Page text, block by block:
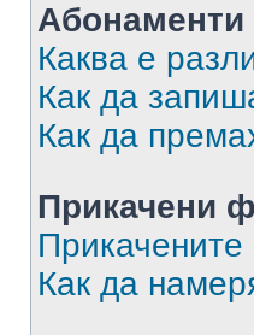
Абонаменти
Каква е
Как да
Как да
Прикачени
Как да